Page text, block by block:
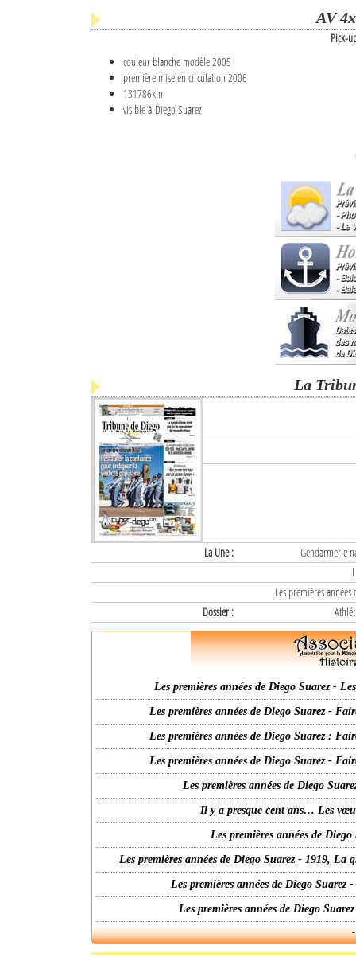
AV
Pick-
couleur blanche modèle 2005
première mise en circulation 2006
131786km
visible à Diego Suarez
La
La Une :
Gendarmerie
Les premières
Dossier :
Les premières années de Diego Suarez -
Les premières années de Diego Suarez -
Les premières années de Diego Suarez :
Les premières années de Diego Suarez -
Les premières années de Diego
Il y a presque cent ans… Les
Les premières années de
Les premières années de Diego Suarez - 1919,
Les premières années de Diego
Les premières années de Diego